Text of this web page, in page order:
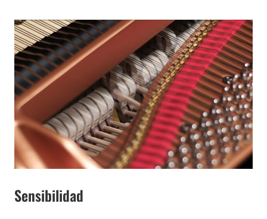
Sensibilidad